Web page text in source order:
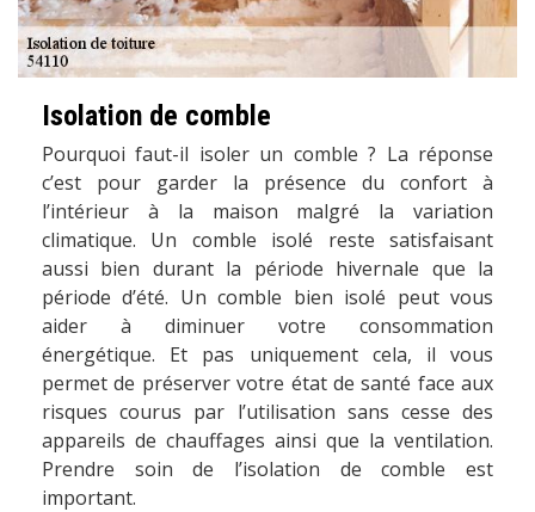
Isolation de comble
Pourquoi faut-il isoler un comble ? La réponse
c’est pour garder la présence du confort à
l’intérieur à la maison malgré la variation
climatique. Un comble isolé reste satisfaisant
aussi bien durant la période hivernale que la
période d’été. Un comble bien isolé peut vous
aider à diminuer votre consommation
énergétique. Et pas uniquement cela, il vous
permet de préserver votre état de santé face aux
risques courus par l’utilisation sans cesse des
appareils de chauffages ainsi que la ventilation.
Prendre soin de l’isolation de comble est
important.